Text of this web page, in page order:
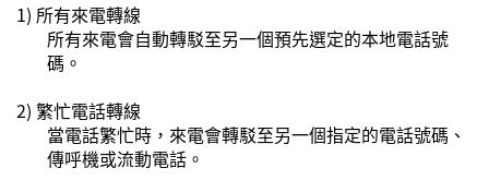
1) 所有來電轉線
所有來電會自動轉駁至另一個預先選定的本地電話號
碼。
2) 繁忙電話轉線
當電話繁忙時，來電會轉駁至另一個指定的電話號碼、
傳呼機或流動電話。